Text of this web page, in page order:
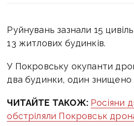
Руйнувань зазнали 15
13 житлових будинків.
У Покровську окупанти
два будинки, один
ЧИТАЙТЕ ТАКОЖ: Росіяни
обстріляли Покровськ